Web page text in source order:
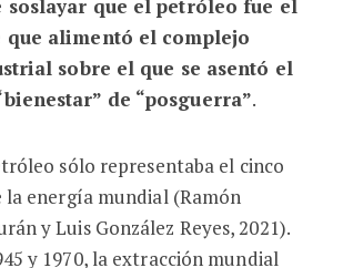
soslayar que el petróleo fue el
que alimentó el complejo
sobre el que se asentó el
de “posguerra”.
sólo representaba el cinco
energía mundial (Ramón
y Luis González Reyes, 2021).
y 1970, la extracción mundial